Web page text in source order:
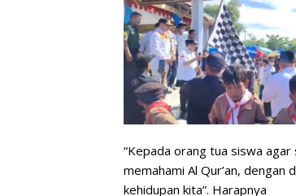
“Kepada orang tua siswa
memahami Al Qur’an, dengan
kehidupan kita”. Harapnya